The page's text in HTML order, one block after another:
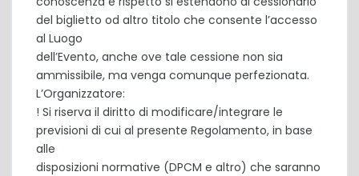
del biglietto od altro titolo che consente l’accesso
al Luogo
dell’Evento, anche ove tale cessione non sia
ammissibile, ma venga comunque perfezionata.
L’Organizzatore:
! Si riserva il diritto di modificare/integrare le
previsioni di cui al presente Regolamento, in base
alle
disposizioni normative (DPCM e altro) che saranno